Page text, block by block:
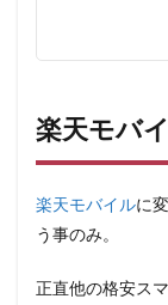
楽天モバ
楽天モバイルに
う事のみ。
正直他の格安ス